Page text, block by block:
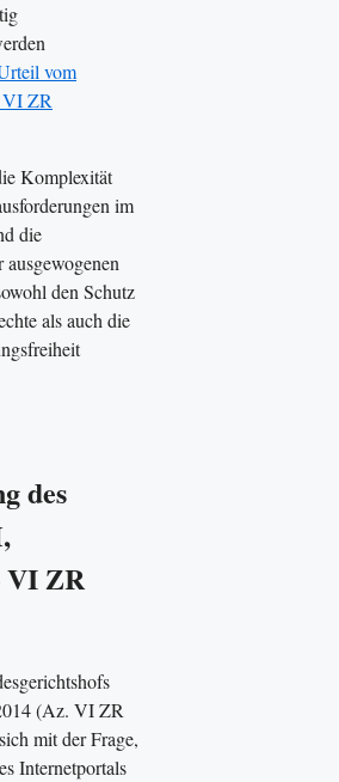
vom
VI ZR
Komplexität
im
die
den Schutz
als auch die
des
VI ZR
(Az. VI ZR
mit der Frage,
Internetportals